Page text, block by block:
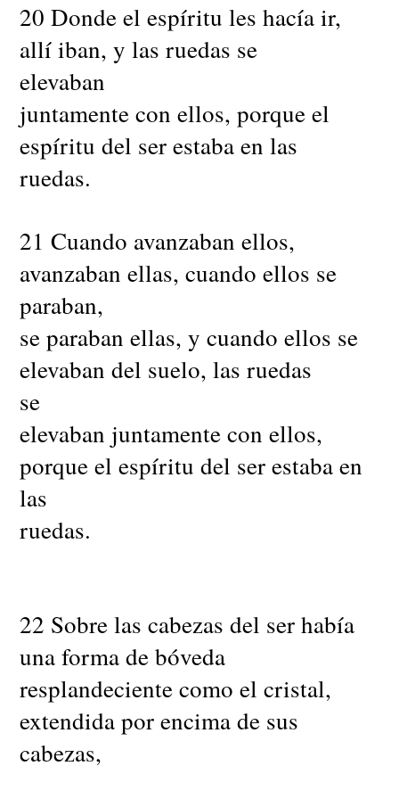
20 Donde el espíritu les hacía ir,
allí iban, y las ruedas se
elevaban
juntamente con ellos, porque el
espíritu del ser estaba en las
ruedas.
21 Cuando avanzaban ellos,
avanzaban ellas, cuando ellos se
paraban,
se paraban ellas, y cuando ellos se
elevaban del suelo, las ruedas
se
elevaban juntamente con ellos,
porque el espíritu del ser estaba en
las
ruedas.
22 Sobre las cabezas del ser había
una forma de bóveda
resplandeciente como el cristal,
extendida por encima de sus
cabezas,